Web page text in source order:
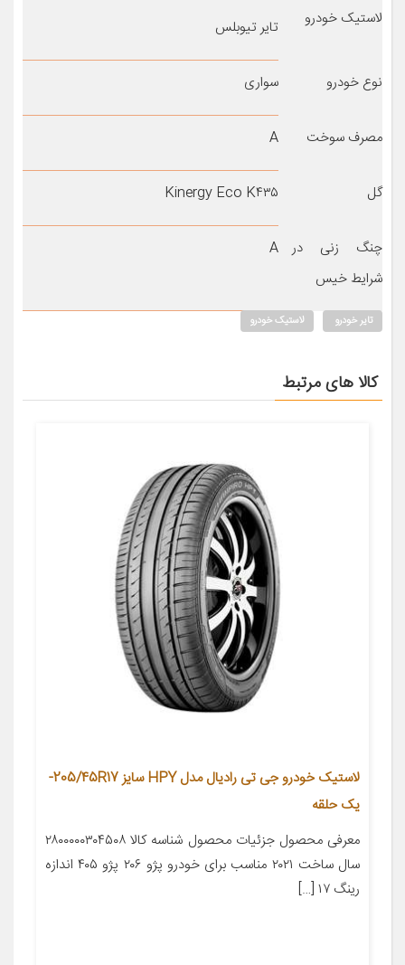
لاستیک خودرو
تایر تیوبلس
نوع خودرو سواری
مصرف سوخت A
گل Kinergy Eco K۴۳۵
چنگ زنی در
شرایط خیس
A
تایر خودرو لاستیک خودرو
کالا های مرتبط
لاستیک خودرو جی تی رادیال مدل HPY سایز 205/45R17-
یک حلقه
معرفی محصول جزئیات محصول شناسه کالا ۲۸۰۰۰۰۰۳۰۴۵۰۸
سال ساخت ۲۰۲۱ مناسب برای خودرو پژو ۲۰۶ پژو ۴۰۵ اندازه
رینگ ۱۷ […]